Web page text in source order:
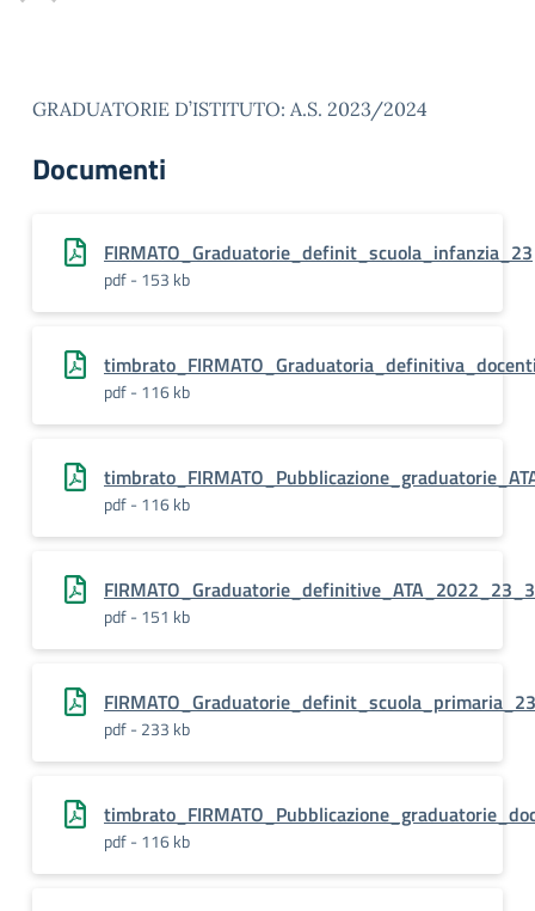
GRADUATORIE D’ISTITUTO: A.S. 2023/2024
Documenti
FIRMATO_Graduatorie_definit_scuola_infanzia_23
pdf - 153 kb
pdf - 116 kb
pdf - 116 kb
FIRMATO_Graduatorie_definitive_ATA_2022_23_3
pdf - 151 kb
FIRMATO_Graduatorie_definit_scuola_primaria_23
pdf - 233 kb
pdf - 116 kb